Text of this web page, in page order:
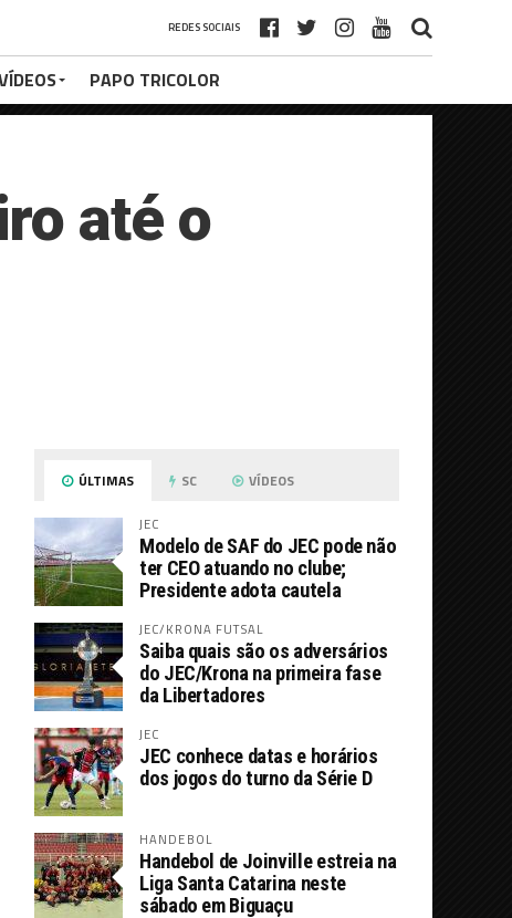
REDES SOCIAIS
PAPO TRICOLOR
até o
ÚLTIMAS SC VÍDEOS
JEC
Modelo de SAF do JEC pode não
ter CEO atuando no clube;
Presidente adota cautela
JEC/KRONA FUTSAL
Saiba quais são os adversários
do JEC/Krona na primeira fase
da Libertadores
JEC
JEC conhece datas e horários
dos jogos do turno da Série D
HANDEBOL
Handebol de Joinville estreia na
Liga Santa Catarina neste
sábado em Biguaçu